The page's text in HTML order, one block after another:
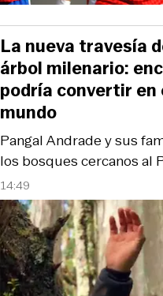
14:49
Pangal Andrade y sus
los bosques cercanos al
La nueva travesía
árbol milenario:
podría convertir
mundo